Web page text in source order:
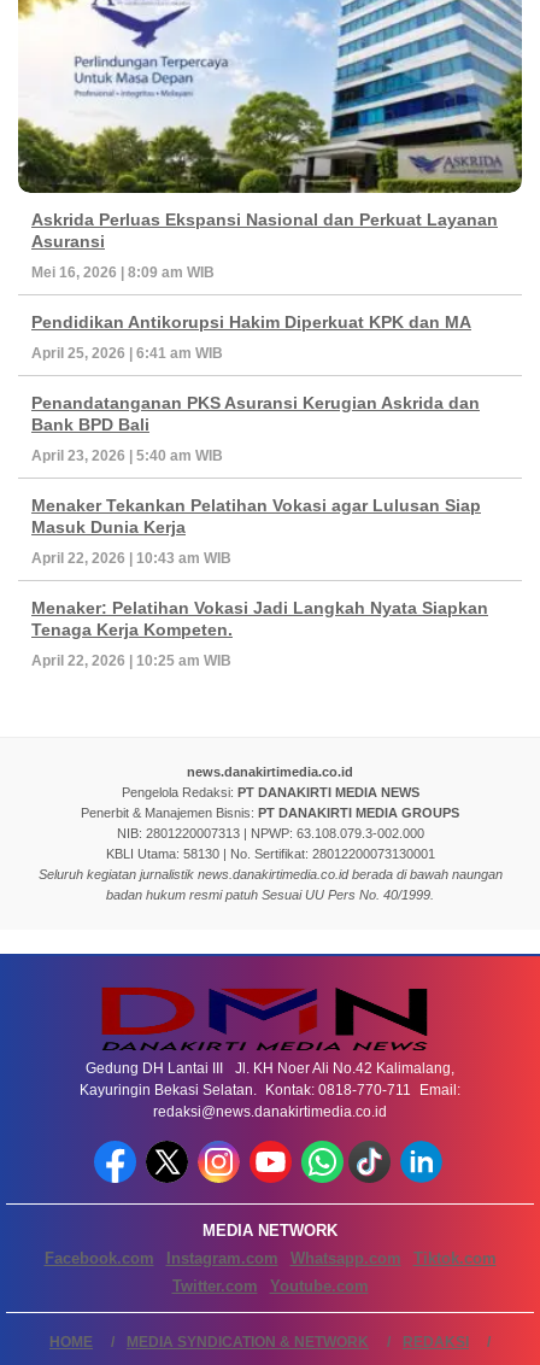
Askrida Perluas Ekspansi Nasional dan Perkuat Layanan
Asuransi
Mei 16, 2026 | 8:09 am WIB
Pendidikan Antikorupsi Hakim Diperkuat KPK dan MA
April 25, 2026 | 6:41 am WIB
Penandatanganan PKS Asuransi Kerugian Askrida dan
Bank BPD Bali
April 23, 2026 | 5:40 am WIB
Menaker Tekankan Pelatihan Vokasi agar Lulusan Siap
Masuk Dunia Kerja
April 22, 2026 | 10:43 am WIB
Menaker: Pelatihan Vokasi Jadi Langkah Nyata Siapkan
Tenaga Kerja Kompeten.
April 22, 2026 | 10:25 am WIB
news.danakirtimedia.co.id
Pengelola Redaksi: PT DANAKIRTI MEDIA NEWS
Penerbit & Manajemen Bisnis: PT DANAKIRTI MEDIA GROUPS
NIB: 2801220007313 | NPWP: 63.108.079.3-002.000
KBLI Utama: 58130 | No. Sertifikat: 28012200073130001
Seluruh kegiatan jurnalistik news.danakirtimedia.co.id berada di bawah naungan
badan hukum resmi patuh Sesuai UU Pers No. 40/1999.
Gedung DH Lantai III Jl. KH Noer Ali No.42 Kalimalang,
Kayuringin Bekasi Selatan. Kontak: 0818-770-711 Email:
redaksi@news.danakirtimedia.co.id
MEDIA NETWORK
Facebook.com
Instagram.com Whatsapp.com
Tiktok.com
Twitter.com
Youtube.com
HOME MEDIA SYNDICATION & NETWORK
REDAKSI